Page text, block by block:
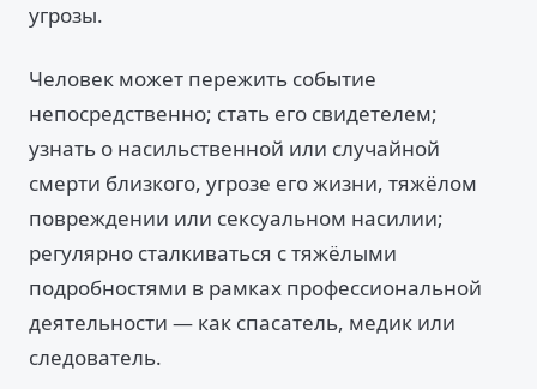
угрозы.
Человек может пережить событие
непосредственно; стать его свидетелем;
узнать о насильственной или случайной
смерти близкого, угрозе его жизни, тяжёлом
повреждении или сексуальном насилии;
регулярно сталкиваться с тяжёлыми
подробностями в рамках профессиональной
деятельности — как спасатель, медик или
следователь.